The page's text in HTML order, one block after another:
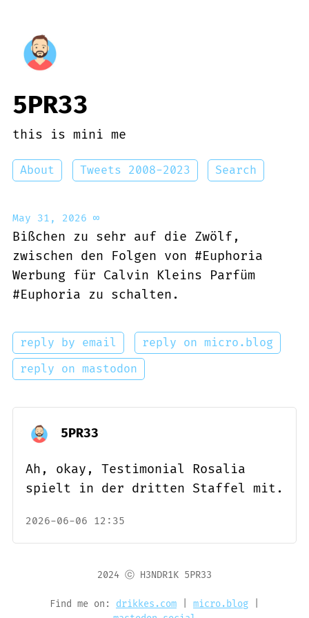
5PR33
this is mini me
About Tweets 2008-2023 Search
May 31, 2026 ∞
Bißchen zu sehr auf die Zwölf,
zwischen den Folgen von #Euphoria
Werbung für Calvin Kleins Parfüm
#Euphoria zu schalten.
reply by email
reply on micro.blog
reply on mastodon
5PR33
Ah, okay, Testimonial Rosalia
spielt in der dritten Staffel mit.
2026-06-06 12:35
2024 ⓒ H3NDR1K 5PR33
Find me on: drikkes.com micro.blog